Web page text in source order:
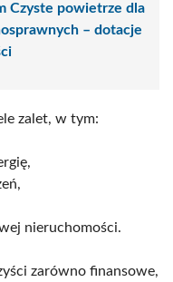
Czyste powietrze dla
– dotacje
zalet, w tym:
nieruchomości.
zarówno finansowe,